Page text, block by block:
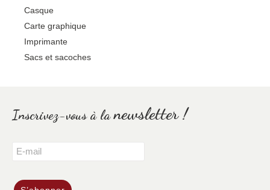
Casque
Carte graphique
Imprimante
Sacs et sacoches
Inscrivez-vous à lanewsletter !